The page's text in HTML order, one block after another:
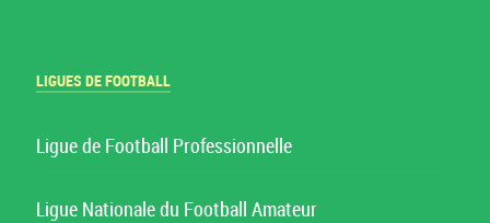
LIGUES DE FOOTBALL
Ligue de Football Professionnelle
Ligue Nationale du Football Amateur